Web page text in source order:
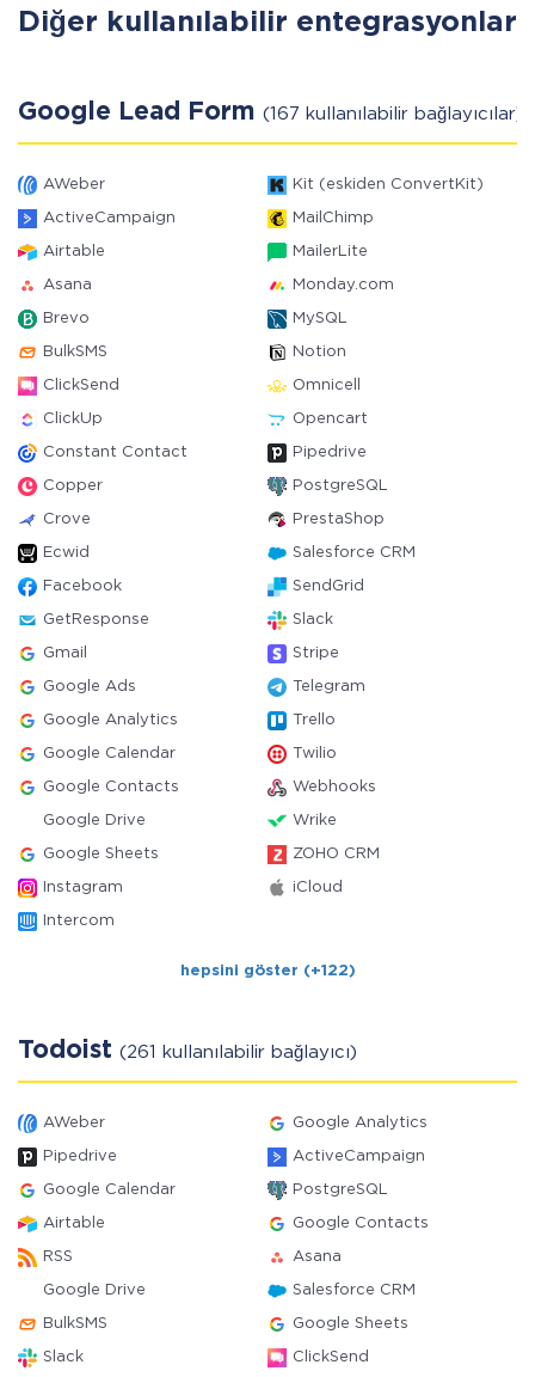
Diğer kullanılabilir entegrasyonlar
Google Lead Form (167 kullanılabilir bağlayıcılar)
AWeber Kit (eskiden ConvertKit)
ActiveCampaign MailChimp
Airtable MailerLite
Asana Monday.com
Brevo MySQL
BulkSMS Notion
ClickSend Omnicell
ClickUp Opencart
Constant Contact Pipedrive
Copper PostgreSQL
Crove PrestaShop
Ecwid Salesforce CRM
Facebook SendGrid
GetResponse Slack
Gmail Stripe
Google Ads Telegram
Google Analytics Trello
Google Calendar Twilio
Google Contacts Webhooks
Google Drive Wrike
Google Sheets ZOHO CRM
Instagram iCloud
Intercom
hepsini göster (+122)
Todoist (261 kullanılabilir bağlayıcı)
AWeber Google Analytics
Pipedrive ActiveCampaign
Google Calendar PostgreSQL
Airtable Google Contacts
RSS Asana
Google Drive Salesforce CRM
BulkSMS Google Sheets
Slack ClickSend